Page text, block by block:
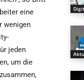
eine
wenigen
jeden
um die